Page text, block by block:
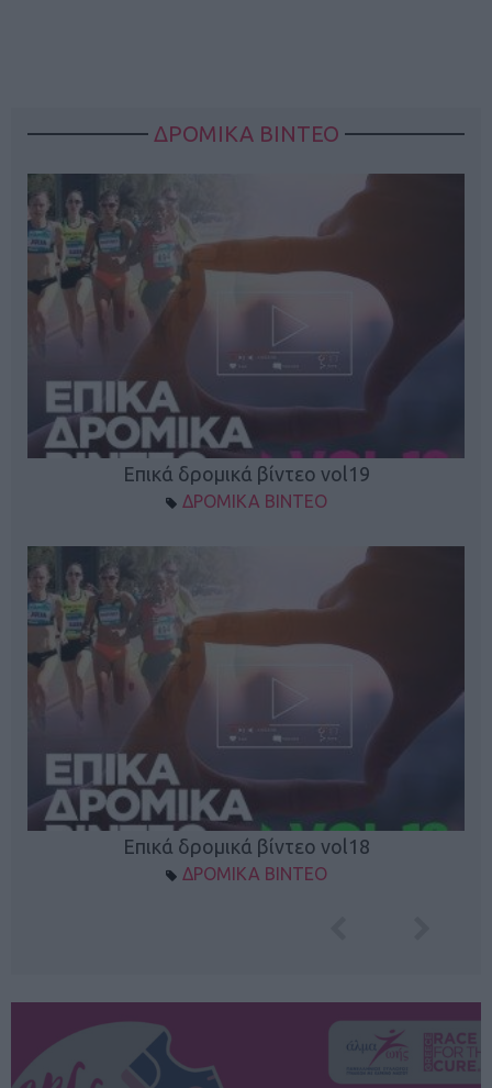
ΔΡΟΜΙΚΑ ΒΙΝΤΕΟ
Επικά δρομικά βίντεο vol19
ΔΡΟΜΙΚΑ ΒΙΝΤΕΟ
Επικά δρομικά βίντεο vol18
ΔΡΟΜΙΚΑ ΒΙΝΤΕΟ